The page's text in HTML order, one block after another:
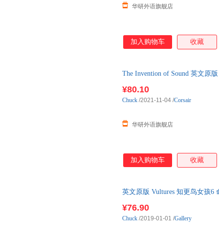
华研外语旗舰店
加入购物车 收藏
The Invention of Sound 英文原
¥80.10
华研外语旗舰店
Chuck /2021-11-04 /Corsair
加入购物车 收藏
英文原版 Vultures 知更鸟女孩6
¥76.90
Chuck /2019-01-01 /Gallery